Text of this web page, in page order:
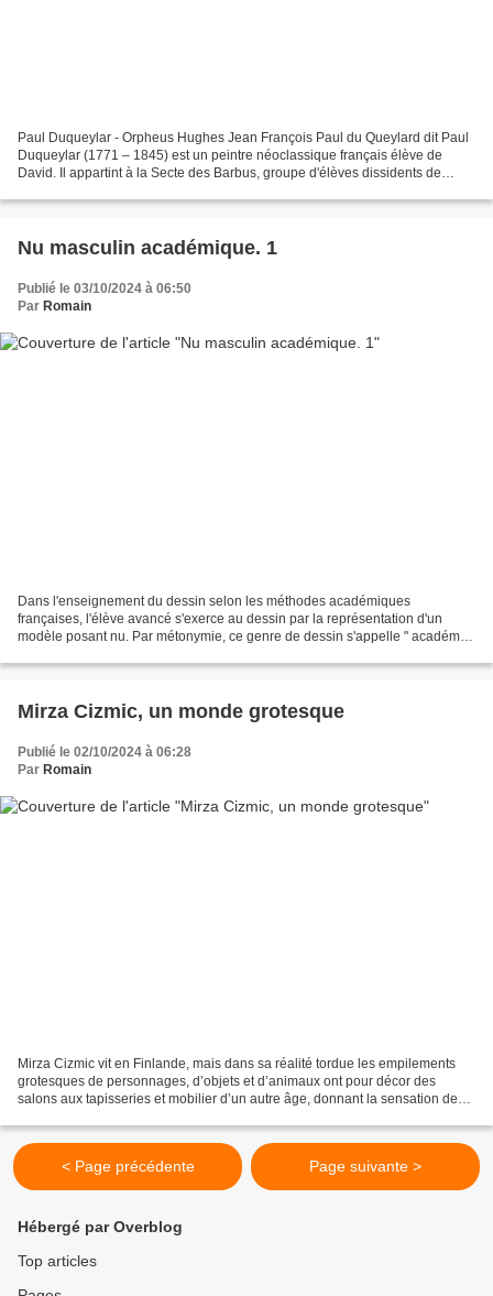
Paul Duqueylar - Orpheus Hughes Jean François Paul du Queylard dit Paul
Duqueylar (1771 – 1845) est un peintre néoclassique français élève de
David. Il appartint à la Secte des Barbus, groupe d'élèves dissidents de
Nu masculin académique. 1
Publié le 03/10/2024 à 06:50
Par Romain
Dans l'enseignement du dessin selon les méthodes académiques
françaises, l'élève avancé s'exerce au dessin par la représentation d'un
modèle posant nu. Par métonymie, ce genre de dessin s'appelle " académie
Mirza Cizmic, un monde grotesque
Publié le 02/10/2024 à 06:28
Par Romain
Mirza Cizmic vit en Finlande, mais dans sa réalité tordue les empilements
grotesques de personnages, d’objets et d’animaux ont pour décor des
salons aux tapisseries et mobilier d’un autre âge, donnant la sensation de
< Page précédente Page suivante >
Hébergé par Overblog
Top articles